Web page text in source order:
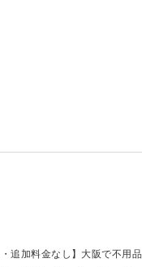
・追加料金なし】大阪で不用